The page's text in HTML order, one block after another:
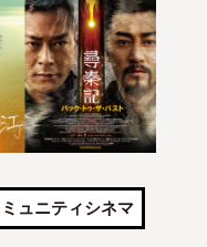
ュニティシネマ